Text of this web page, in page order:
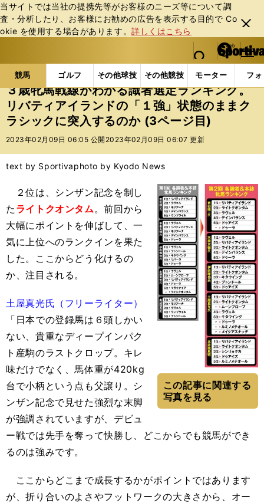
当サイトでは当社の提携先等がお客様のニーズ等について調
査・分析したり、お客様にお勧めの広告を表⽰する⽬的で Co
okie を使⽤する場合があります。詳しくはこちら
閉じ
る
web Sportiva (webスポルティーバ)
検索
マイペ
ー
ジ
メニュ
競馬 ゴルフ その他球技 その他競技 モーター フ
b
ス
ポ
ル
テ
ー
バ
競馬の記事一覧 競馬 ３歳牝馬戦線がわかる識者選
３歳牝馬戦線がわかる識者選定ランキング。
リバティアイランドの「１強」状態のままク
ラシックに突入するのか (3ページ目)
2023年02月09日 06:05 公開 2023年02月09日 06:07 更新
text by Sportivaphoto by Kyodo News
この記事に関連する
写真を見る
２位は、シンザン記念を制し
た ライトクオンタム。前回から
大幅にポイントを伸ばして、一
気に上位へのランクインを果た
した。ここからどう化けるの
か、注目される。
土屋真光氏（フリーライター）
「日本での登録馬は６頭しかい
ない、貴重なディープインパク
ト産駒のラストクロップ。キレ
味だけでなく、馬体重が420kg
台で小柄という点も父譲り。シ
ンザン記念で見せた強烈な末脚
が強調されていますが、デビュ
ー戦では先手を奪って快勝し、どこからでも競馬ができ
るのは強みです。
ここからどこまで成長するかがポイントではあります
が、折り合いのよさやフットワークの大きさから、オー